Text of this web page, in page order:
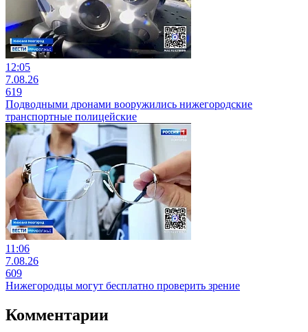
12:05
7.08.26
619
Подводными дронами вооружились нижегородские
транспортные полицейские
11:06
7.08.26
609
Нижегородцы могут бесплатно проверить зрение
Комментарии